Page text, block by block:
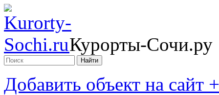
Курорты-Сочи.ру
Добавить объект на сайт +